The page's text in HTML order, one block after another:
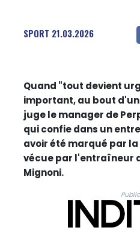
SPORT 21.03.2026
Quand "tout devient
important, au bout
juge le manager de
qui confie dans un
avoir été marqué par
vécue par l'entraîneur
Mignoni.